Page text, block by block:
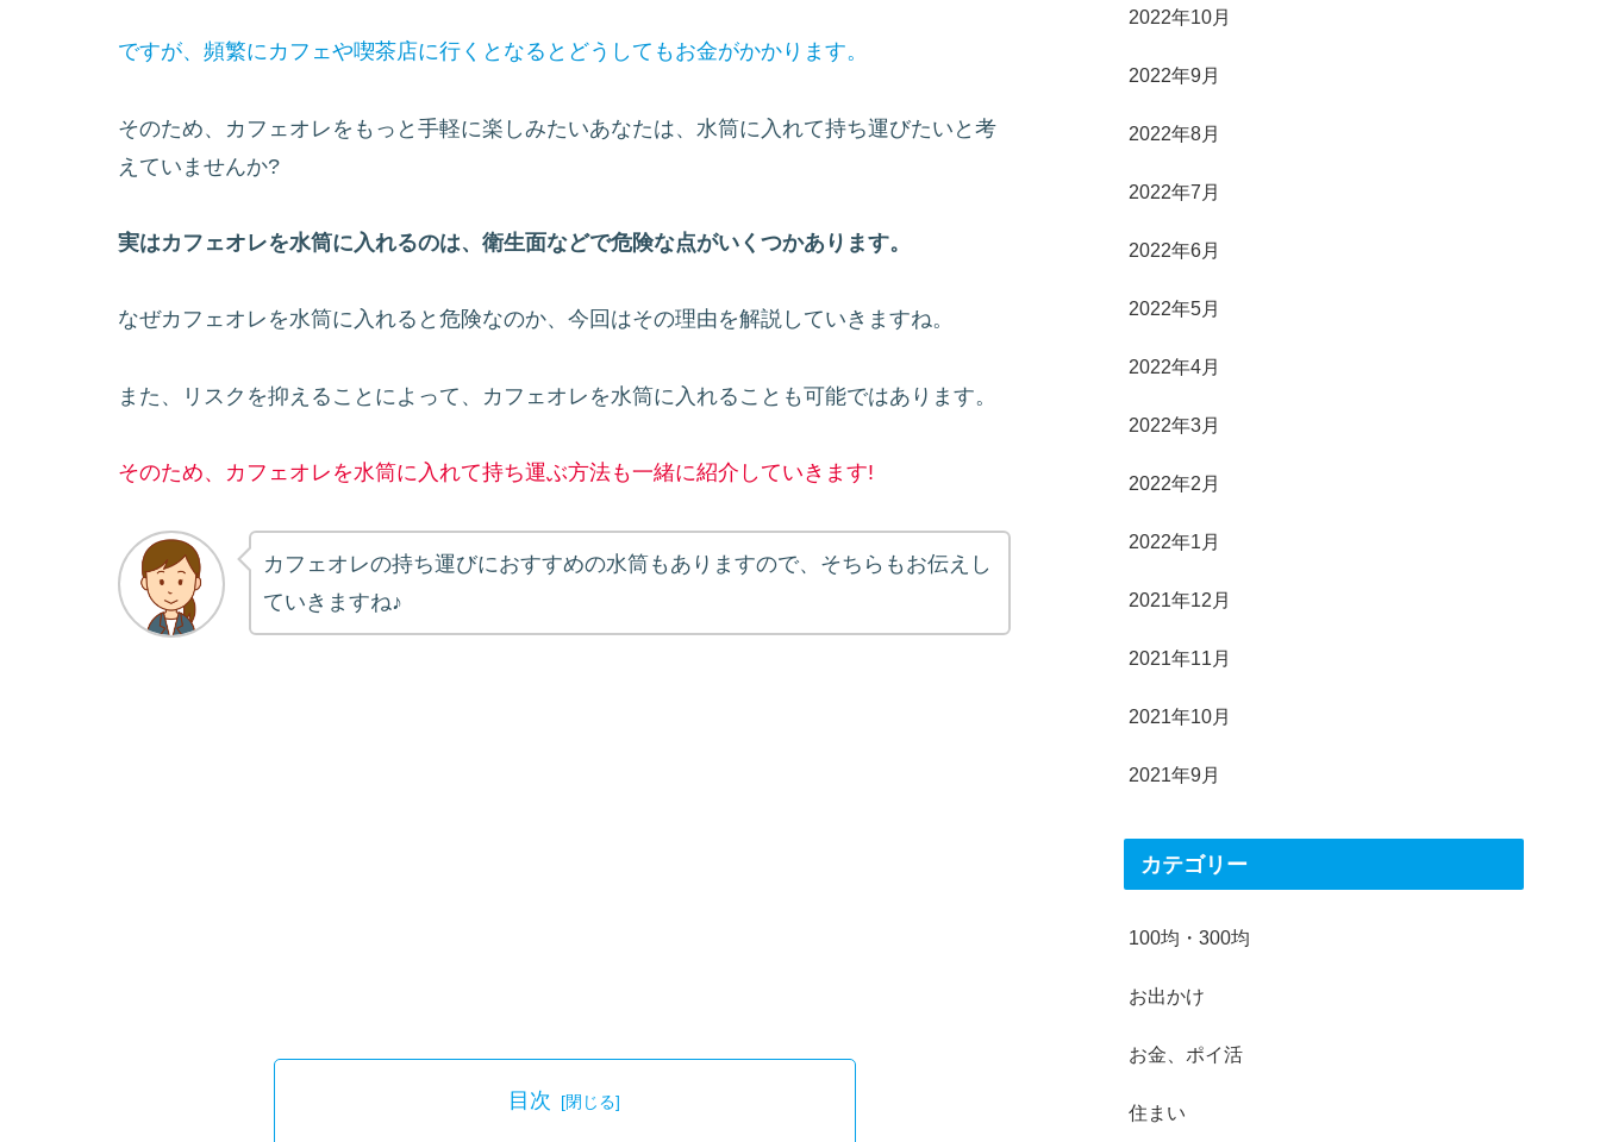
ですが、頻繁にカフェや喫茶店に行くとなるとどうしてもお金がかかります。
そのため、カフェオレをもっと手軽に楽しみたいあなたは、水筒に入れて持ち運びたいと考
えていませんか?
実はカフェオレを水筒に入れるのは、衛生面などで危険な点がいくつかあります。
なぜカフェオレを水筒に入れると危険なのか、今回はその理由を解説していきますね。
また、リスクを抑えることによって、カフェオレを水筒に入れることも可能ではあります。
そのため、カフェオレを水筒に入れて持ち運ぶ方法も一緒に紹介していきます!
カフェオレの持ち運びにおすすめの水筒もありますので、そちらもお伝えし
ていきますね♪
目次
2022年10月
2022年9月
2022年8月
2022年7月
2022年6月
2022年5月
2022年4月
2022年3月
2022年2月
2022年1月
2021年12月
2021年11月
2021年10月
2021年9月
カテゴリー
100均・300均
お出かけ
お金、ポイ活
住まい